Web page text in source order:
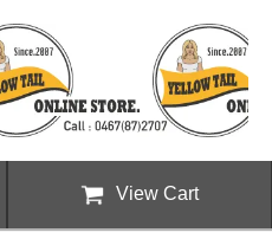
View Cart